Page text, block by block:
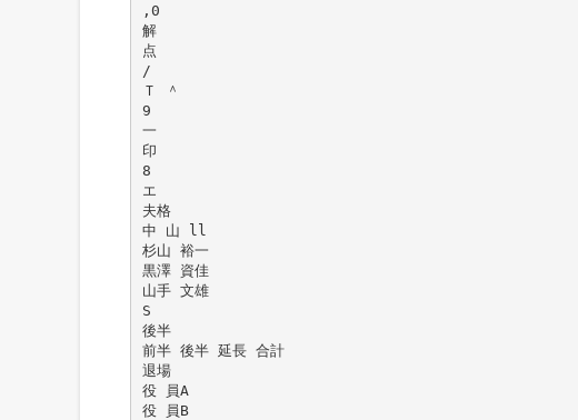
,0
解
点
/
Ｔ ＾
9
一
印
8
エ
夫格
中 山 ll
杉山 裕一
黒澤 資佳
山手 文雄
S
後半
前半 後半 延長 合計
退場
役 員A
役 員B